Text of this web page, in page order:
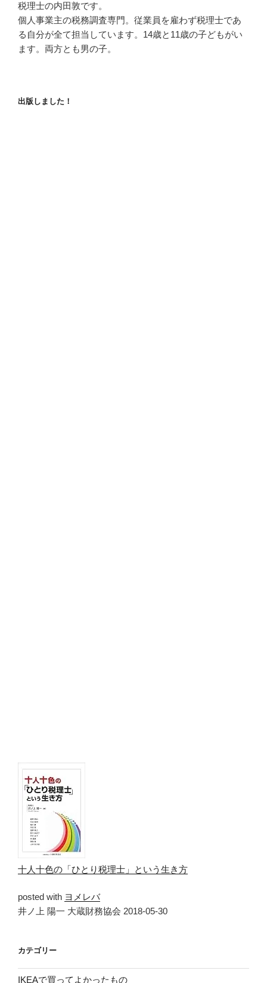
税理士の内田敦です。
個人事業主の税務調査専門。従業員を雇わず税理士であ
る自分が全て担当しています。14歳と11歳の子どもがい
ます。両方とも男の子。
出版しました！
十人十色の「ひとり税理士」という生き方
posted with ヨメレバ
井ノ上 陽一 大蔵財務協会 2018-05-30
カテゴリー
IKEAで買ってよかったもの